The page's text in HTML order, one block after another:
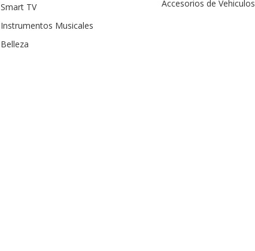
Smart TV
Instrumentos Musicales
Belleza
Accesorios de Vehiculos